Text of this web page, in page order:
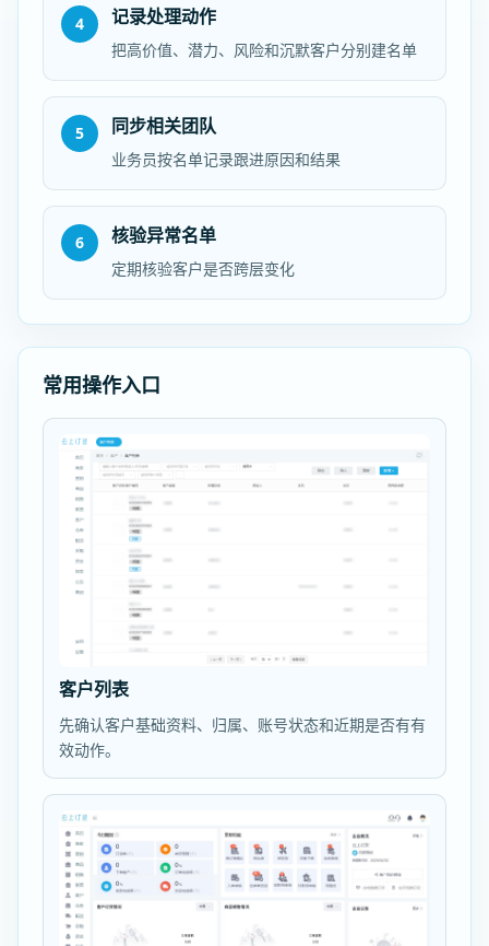
4 记录处理动作
把高价值、潜力、风险和沉默客户分别建名单
5 同步相关团队
业务员按名单记录跟进原因和结果
6 核验异常名单
定期核验客户是否跨层变化
常用操作入口
客户列表
先确认客户基础资料、归属、账号状态和近期是否有有
效动作。